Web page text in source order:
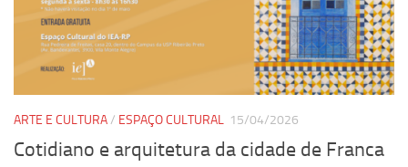
Equipe
Estrutura do polo
Espaço de Eventos
Projetos
Ciência com Pipoca
ARTE E CULTURA/ ESPAÇO CULTURAL 15/04/2026
Cotidiano e arquitetura da cidade de Franca